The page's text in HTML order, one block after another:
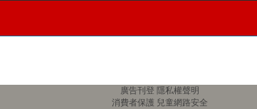
廣告刊登 隱私權聲明
消費者保護 兒童網路安全